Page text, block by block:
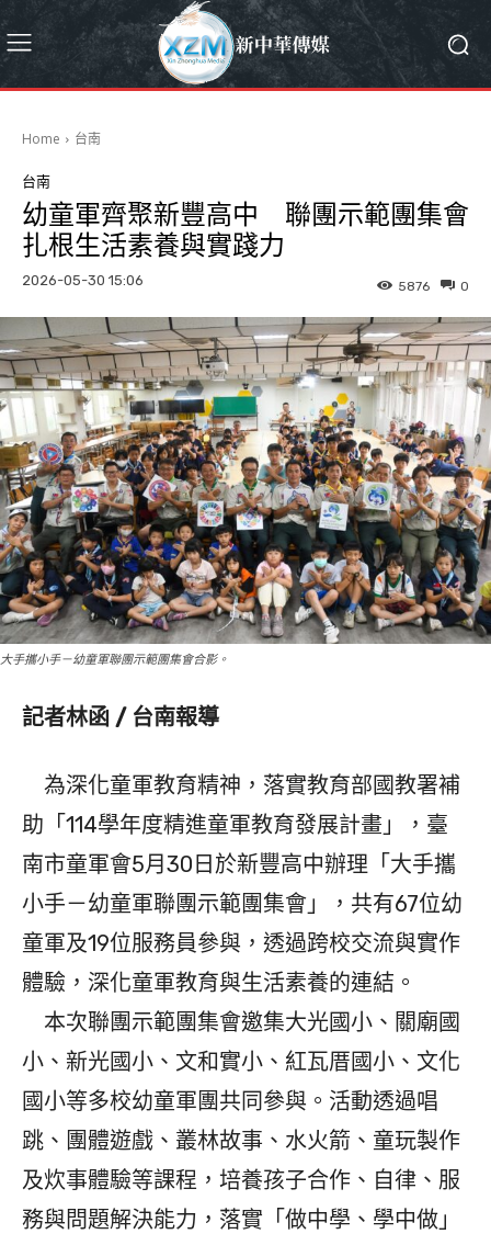
Home 台南
台南
幼童軍齊聚新豐高中 聯團示範團集會
扎根生活素養與實踐力
2026-05-30 15:06 0
5876
大手攜小手－幼童軍聯團示範團集會合影。
記者林函 / 台南報導
為深化童軍教育精神，落實教育部國教署補
助「114學年度精進童軍教育發展計畫」，臺
南市童軍會5月30日於新豐高中辦理「大手攜
小手－幼童軍聯團示範團集會」，共有67位幼
童軍及19位服務員參與，透過跨校交流與實作
體驗，深化童軍教育與生活素養的連結。
本次聯團示範團集會邀集大光國小、關廟國
小、新光國小、文和實小、紅瓦厝國小、文化
國小等多校幼童軍團共同參與。活動透過唱
跳、團體遊戲、叢林故事、水火箭、童玩製作
及炊事體驗等課程，培養孩子合作、自律、服
務與問題解決能力，落實「做中學、學中做」